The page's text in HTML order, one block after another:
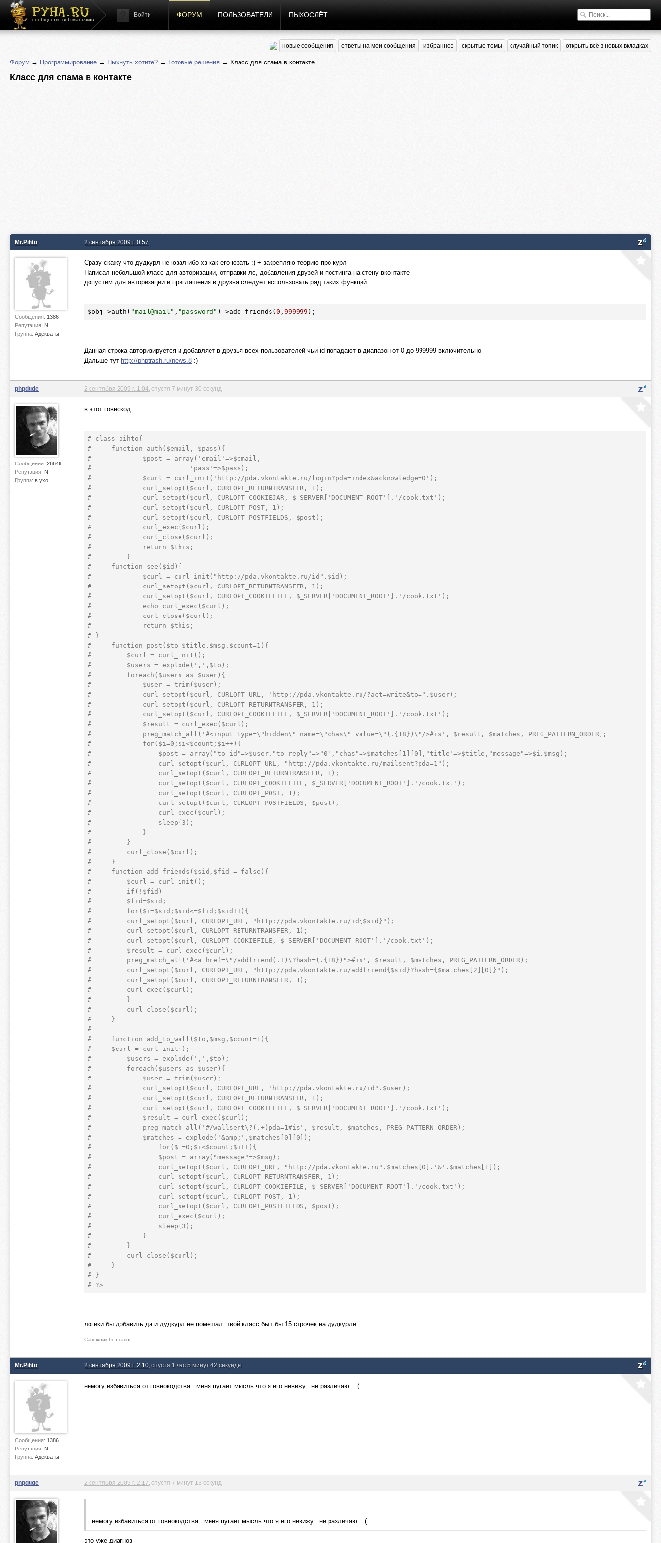
сообщество веб-маньяков
Войти ФОРУМ ПОЛЬЗОВАТЕЛИ ПЫХОСЛЁТ
новые сообщения ответы на мои сообщения избранное скрытые темы случайный топик открыть всё в новых вкладках
Форум → Программирование → Пыхнуть хотите? → Готовые решения → Класс для спама в контакте
Класс для спама в контакте
Mr.Pihto
Сообщения: 1386
Репутация: N
Группа: Адекваты
2 сентября 2009 г. 0:57
Сразу скажу что дудкурл не юзал ибо хз как его юзать :) + закрепляю теорию про курл
Написал небольшой класс для авторизации, отправки лс, добавления друзей и постинга на стену вконтакте
допустим для авторизации и приглашения в друзья следует использовать ряд таких функций
$obj ->auth( "mail@mail" , "password" )->add_friends(0 , 999999 );
Данная строка авторизируется и добавляет в друзья всех пользователей чьи id попадают в диапазон от 0 до 999999 включительно
Дальше тут http://phptrash.ru/news.8 :)
phpdude
Сообщения: 26646
Репутация: N
Группа: в ухо
2 сентября 2009 г. 1:04 , спустя 7 минут 30 секунд
в этот говнокод
# class pihto{
#     function auth($email, $pass){
#             $post = array('email'=>$email,
#                         'pass'=>$pass);
#             $curl = curl_init('http://pda.vkontakte.ru/login?pda=index&acknowledge=0');
#             curl_setopt($curl, CURLOPT_RETURNTRANSFER, 1);
#             curl_setopt($curl, CURLOPT_COOKIEJAR, $_SERVER['DOCUMENT_ROOT'].'/cook.txt');
#             curl_setopt($curl, CURLOPT_POST, 1);
#             curl_setopt($curl, CURLOPT_POSTFIELDS, $post);
#             curl_exec($curl);
#             curl_close($curl);
#             return $this;
#         }
#     function see($id){
#             $curl = curl_init("http://pda.vkontakte.ru/id".$id);
#             curl_setopt($curl, CURLOPT_RETURNTRANSFER, 1);
#             curl_setopt($curl, CURLOPT_COOKIEFILE, $_SERVER['DOCUMENT_ROOT'].'/cook.txt');
#             echo curl_exec($curl);
#             curl_close($curl);
#             return $this;
# }
#     function post($to,$title,$msg,$count=1){
#         $curl = curl_init();
#         $users = explode(',',$to);
#         foreach($users as $user){
#             $user = trim($user);
#             curl_setopt($curl, CURLOPT_URL, "http://pda.vkontakte.ru/?act=write&to=".$user);
#             curl_setopt($curl, CURLOPT_RETURNTRANSFER, 1);
#             curl_setopt($curl, CURLOPT_COOKIEFILE, $_SERVER['DOCUMENT_ROOT'].'/cook.txt');
#             $result = curl_exec($curl);
#             preg_match_all('#<input type=\"hidden\" name=\"chas\" value=\"(.{18})\"/>#is', $result, $matches, PREG_PATTERN_ORDER);
#             for($i=0;$i<$count;$i++){
#                 $post = array("to_id"=>$user,"to_reply"=>"0","chas"=>$matches[1][0],"title"=>$title,"message"=>$i.$msg);
#                 curl_setopt($curl, CURLOPT_URL, "http://pda.vkontakte.ru/mailsent?pda=1");
#                 curl_setopt($curl, CURLOPT_RETURNTRANSFER, 1);
#                 curl_setopt($curl, CURLOPT_COOKIEFILE, $_SERVER['DOCUMENT_ROOT'].'/cook.txt');
#                 curl_setopt($curl, CURLOPT_POST, 1);
#                 curl_setopt($curl, CURLOPT_POSTFIELDS, $post);
#                 curl_exec($curl);
#                 sleep(3);
#             }
#         }
#         curl_close($curl);
#     }
#     function add_friends($sid,$fid = false){
#         $curl = curl_init();
#         if(!$fid)
#         $fid=$sid;
#         for($i=$sid;$sid<=$fid;$sid++){
#         curl_setopt($curl, CURLOPT_URL, "http://pda.vkontakte.ru/id{$sid}");
#         curl_setopt($curl, CURLOPT_RETURNTRANSFER, 1);
#         curl_setopt($curl, CURLOPT_COOKIEFILE, $_SERVER['DOCUMENT_ROOT'].'/cook.txt');
#         $result = curl_exec($curl);
#         preg_match_all('#<a href=\"/addfriend(.+)\?hash=(.{18})">#is', $result, $matches, PREG_PATTERN_ORDER);
#         curl_setopt($curl, CURLOPT_URL, "http://pda.vkontakte.ru/addfriend{$sid}?hash={$matches[2][0]}");
#         curl_setopt($curl, CURLOPT_RETURNTRANSFER, 1);
#         curl_exec($curl);
#         }
#         curl_close($curl);
#     }
#
#     function add_to_wall($to,$msg,$count=1){
#     $curl = curl_init();
#         $users = explode(',',$to);
#         foreach($users as $user){
#             $user = trim($user);
#             curl_setopt($curl, CURLOPT_URL, "http://pda.vkontakte.ru/id".$user);
#             curl_setopt($curl, CURLOPT_RETURNTRANSFER, 1);
#             curl_setopt($curl, CURLOPT_COOKIEFILE, $_SERVER['DOCUMENT_ROOT'].'/cook.txt');
#             $result = curl_exec($curl);
#             preg_match_all('#/wallsent\?(.+)pda=1#is', $result, $matches, PREG_PATTERN_ORDER);
#             $matches = explode('&amp;',$matches[0][0]);
#                 for($i=0;$i<$count;$i++){
#                 $post = array("message"=>$msg);
#                 curl_setopt($curl, CURLOPT_URL, "http://pda.vkontakte.ru".$matches[0].'&'.$matches[1]);
#                 curl_setopt($curl, CURLOPT_RETURNTRANSFER, 1);
#                 curl_setopt($curl, CURLOPT_COOKIEFILE, $_SERVER['DOCUMENT_ROOT'].'/cook.txt');
#                 curl_setopt($curl, CURLOPT_POST, 1);
#                 curl_setopt($curl, CURLOPT_POSTFIELDS, $post);
#                 curl_exec($curl);
#                 sleep(3);
#             }
#         }
#         curl_close($curl);
#     }
# }
# ?>
логики бы добавить да и дудкурл не помешал. твой класс был бы 15 строчек на дудкурле
Сапожник без сапог
Mr.Pihto
Сообщения: 1386
Репутация: N
Группа: Адекваты
2 сентября 2009 г. 2:10 , спустя 1 час 5 минут 42 секунды
немогу избавиться от говнокодства.. меня пугает мысль что я его невижу.. не различаю.. :(
phpdude 2 сентября 2009 г. 2:17 , спустя 7 минут 13 секунд
немогу избавиться от говнокодства.. меня пугает мысль что я его невижу.. не различаю.. :(
это уже диагноз